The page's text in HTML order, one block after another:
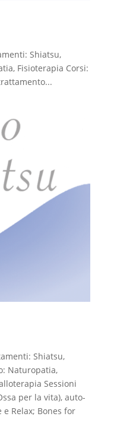
Shiatsu,
Fisioterapia Corsi:
Shiatsu,
Naturopatia,
Sessioni
per la vita), auto-
Relax; Bones for